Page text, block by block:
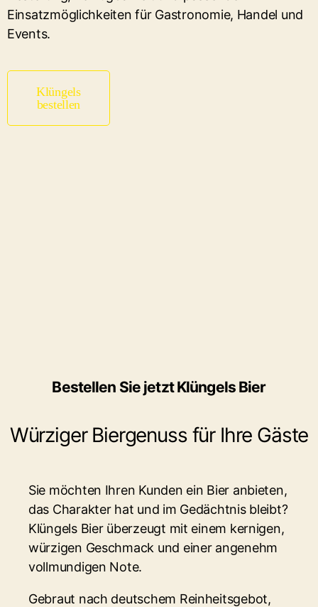
Einsatzmöglichkeiten für Gastronomie, Handel und
Events.
Klüngels
bestellen
Bestellen Sie jetzt Klüngels Bier
Würziger Biergenuss für Ihre Gäste
Sie möchten Ihren Kunden ein Bier anbieten,
das Charakter hat und im Gedächtnis bleibt?
Klüngels Bier überzeugt mit einem kernigen,
würzigen Geschmack und einer angenehm
vollmundigen Note.
Gebraut nach deutschem Reinheitsgebot,